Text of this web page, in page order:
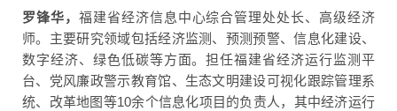
罗锋华， 福建省经济信息中心综合管理处处长、高级经济
师。主要研究领域包括经济监测、预测预警、信息化建设、
数字经济、绿色低碳等方面。担任福建省经济运行监测平
台、党风廉政警示教育馆、生态文明建设可视化跟踪管理系
统、改革地图等10余个信息化项目的负责人，其中经济运行